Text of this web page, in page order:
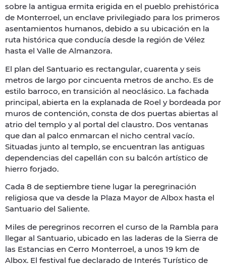
sobre la antigua ermita erigida en el pueblo prehistórica
de Monterroel, un enclave privilegiado para los primeros
asentamientos humanos, debido a su ubicación en la
ruta histórica que conducía desde la región de Vélez
hasta el Valle de Almanzora.
El plan del Santuario es rectangular, cuarenta y seis
metros de largo por cincuenta metros de ancho. Es de
estilo barroco, en transición al neoclásico. La fachada
principal, abierta en la explanada de Roel y bordeada por
muros de contención, consta de dos puertas abiertas al
atrio del templo y al portal del claustro. Dos ventanas
que dan al palco enmarcan el nicho central vacío.
Situadas junto al templo, se encuentran las antiguas
dependencias del capellán con su balcón artístico de
hierro forjado.
Cada 8 de septiembre tiene lugar la peregrinación
religiosa que va desde la Plaza Mayor de Albox hasta el
Santuario del Saliente.
Miles de peregrinos recorren el curso de la Rambla para
llegar al Santuario, ubicado en las laderas de la Sierra de
las Estancias en Cerro Monterroel, a unos 19 km de
Albox. El festival fue declarado de Interés Turístico de